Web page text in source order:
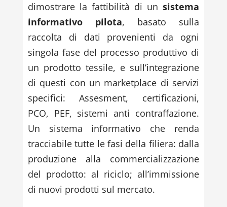
dimostrare la fattibilità di unsistema
informativo pilota, basato sulla
raccolta di dati provenienti da ogni
singola fase del processo produttivo di
un prodotto tessile, e sull’integrazione
di questi con un marketplace di servizi
specifici: Assesment, certificazioni,
PCO, PEF, sistemi anti contraffazione.
Un sistema informativo che renda
tracciabile tutte le fasi della filiera: dalla
produzione alla commercializzazione
del prodotto: al riciclo; all’immissione
di nuovi prodotti sul mercato.